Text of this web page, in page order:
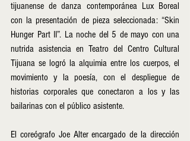
tijuanense de danza contemporánea Lux Boreal
con la presentación de pieza seleccionada: “Skin
Hunger Part II”. La noche del 5 de mayo con una
nutrida asistencia en Teatro del Centro Cultural
Tijuana se logró la alquimia entre los cuerpos, el
movimiento y la poesía, con el despliegue de
historias corporales que conectaron a los y las
bailarinas con el público asistente.
El coreógrafo Joe Alter encargado de la dirección